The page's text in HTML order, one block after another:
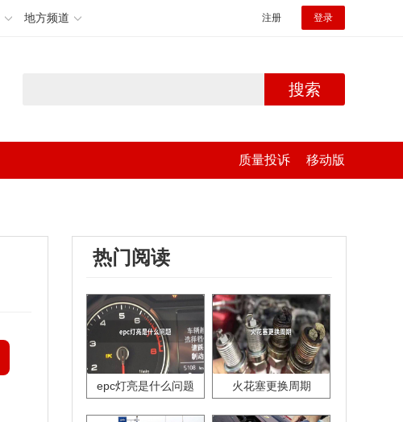
地方频道 注册 登录
搜索
质量投诉 移动版
热门阅读
epc灯亮是什么问题 火花塞更换周期